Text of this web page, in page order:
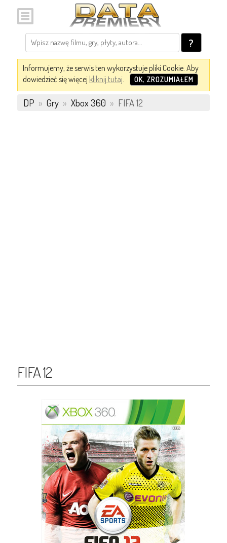
?
Informujemy, że serwis ten wykorzystuje pliki Cookie. Aby
dowiedzieć się więcej kliknij tutaj. OK, ZROZUMIAŁEM
DP » Gry » Xbox 360 » FIFA 12
FIFA 12